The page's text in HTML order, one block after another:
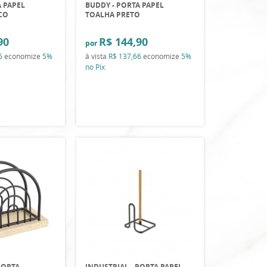
PAPEL
economize5%
BUDDY - PORTA PAPEL
TOALHA PRETO
por R$ 144,90
à vista R$ 137,66economize 5%
no Pix